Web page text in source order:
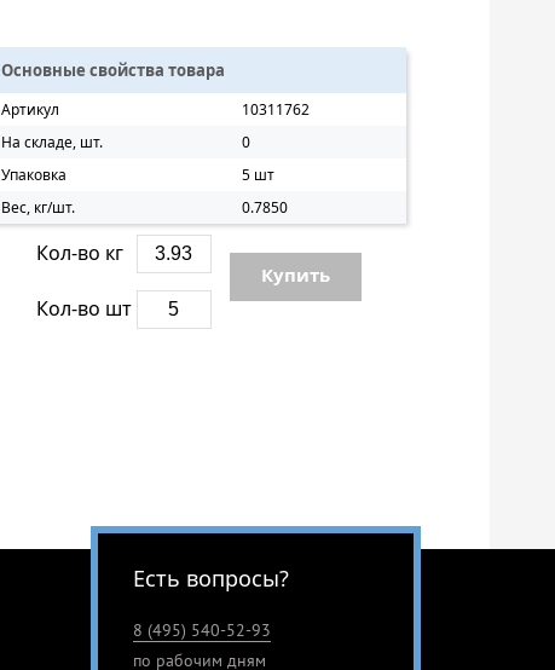
Основные свойства товара
Артикул
10311762
На складе, шт.
0
Упаковка
5 шт
Вес, кг/шт.
0.7850
Кол-во кг
Кол-во шт
Купить
Есть вопросы?
8 (495) 540-52-93
по рабочим дням